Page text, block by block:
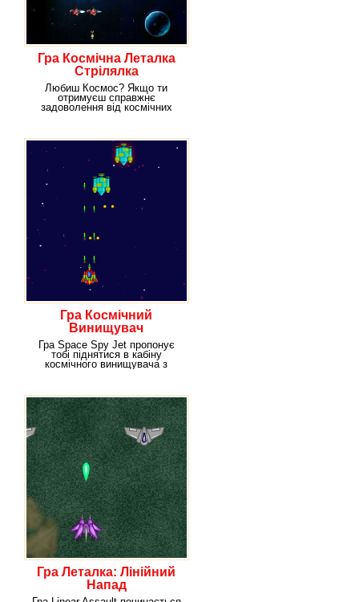
Гра Космічна Леталка
Стрілялка
Любиш Космос? Якщо ти
отримуєш справжнє
задоволення від космічних
Гра Космічний
Винищувач
Гра Space Spy Jet пропонує
тобі піднятися в кабіну
космічного винищувача з
Гра Леталка: Лінійний
Напад